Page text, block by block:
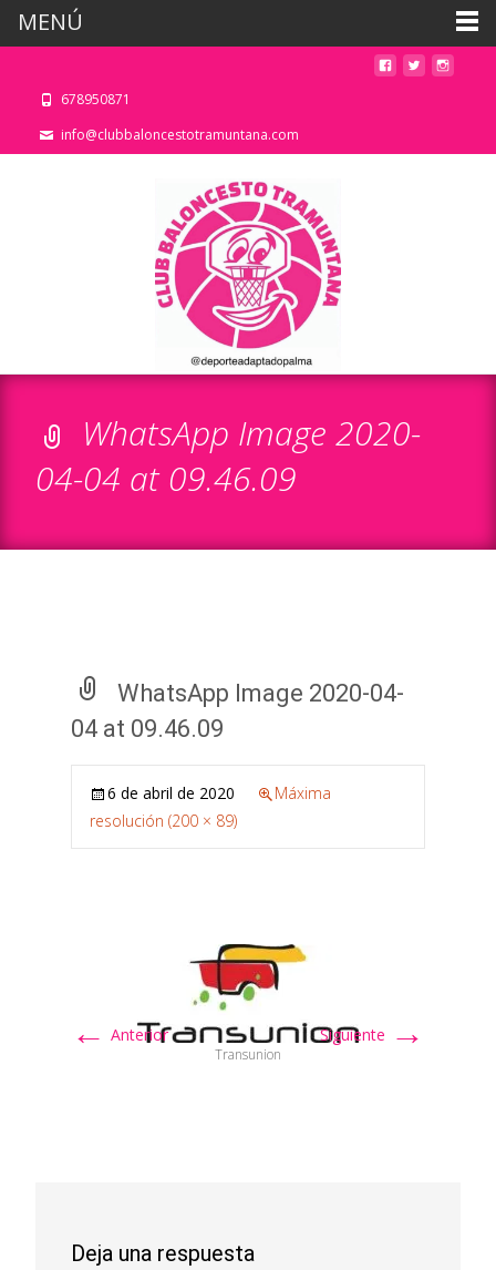
678950871
info@clubbaloncestotramuntana.com
WhatsApp Image 2020-
04-04 at 09.46.09
WhatsApp Image 2020-04-
04 at 09.46.09
6 de abril de 2020
Máxima
resolución (200 × 89)
← Anterior Siguiente →
Transunion
Deja una respuesta
MENÚ